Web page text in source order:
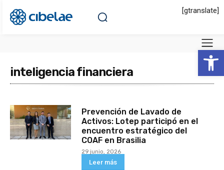
Abrir
[gtranslate]
inteligencia financiera
Prevención de Lavado de
Activos: Lotep participó en el
encuentro estratégico del
COAF en Brasilia
29 junio, 2026
Leer más